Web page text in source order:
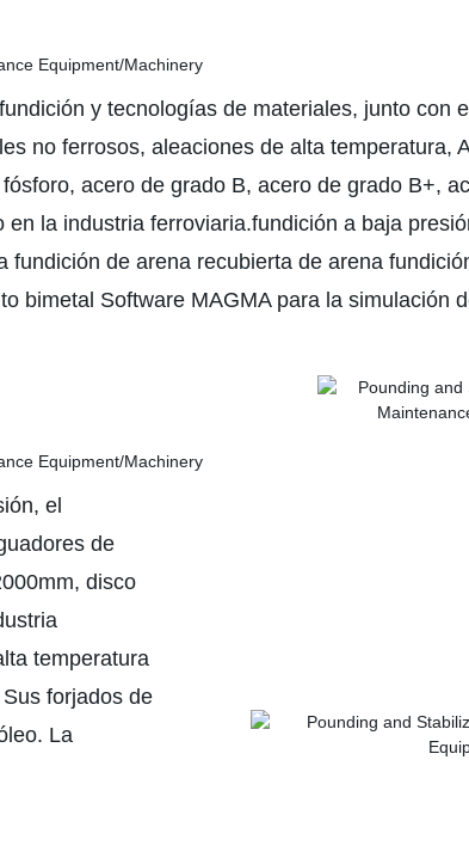
y tecnologías de materiales, junto con
no ferrosos, aleaciones de alta temperatura,
acero de grado B, acero de grado B+,
la industria ferroviaria.fundición a baja
de arena recubierta de arena
bimetal Software MAGMA para la simulación
el
de
disco
temperatura
forjados de
La